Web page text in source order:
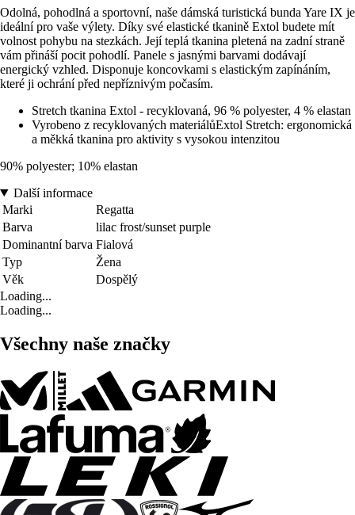
Odolná, pohodlná a sportovní, naše dámská turistická bunda Yare IX je
ideální pro vaše výlety. Díky své elastické tkanině Extol budete mít
volnost pohybu na stezkách. Její teplá tkanina pletená na zadní straně
vám přináší pocit pohodlí. Panele s jasnými barvami dodávají
energický vzhled. Disponuje koncovkami s elastickým zapínáním,
které ji ochrání před nepříznivým počasím.
Stretch tkanina Extol - recyklovaná, 96 % polyester, 4 % elastan
Vyrobeno z recyklovaných materiálůExtol Stretch: ergonomická
a měkká tkanina pro aktivity s vysokou intenzitou
90% polyester; 10% elastan
Další informace
Marki
Regatta
Barva
lilac frost/sunset purple
Dominantní barva Fialová
Typ
Žena
Věk
Dospělý
Loading...
Loading...
Všechny naše značky